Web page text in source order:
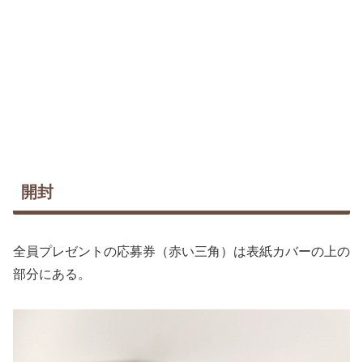
開封
全員プレゼントの応募券（赤い三角）は表紙カバーの上の
部分にある。